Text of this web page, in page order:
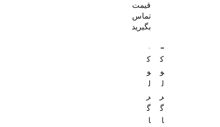
قیمت
تماس
بگیرید
ک
و
ل
ر
گ
ا
ک
و
ل
ر
گ
ا